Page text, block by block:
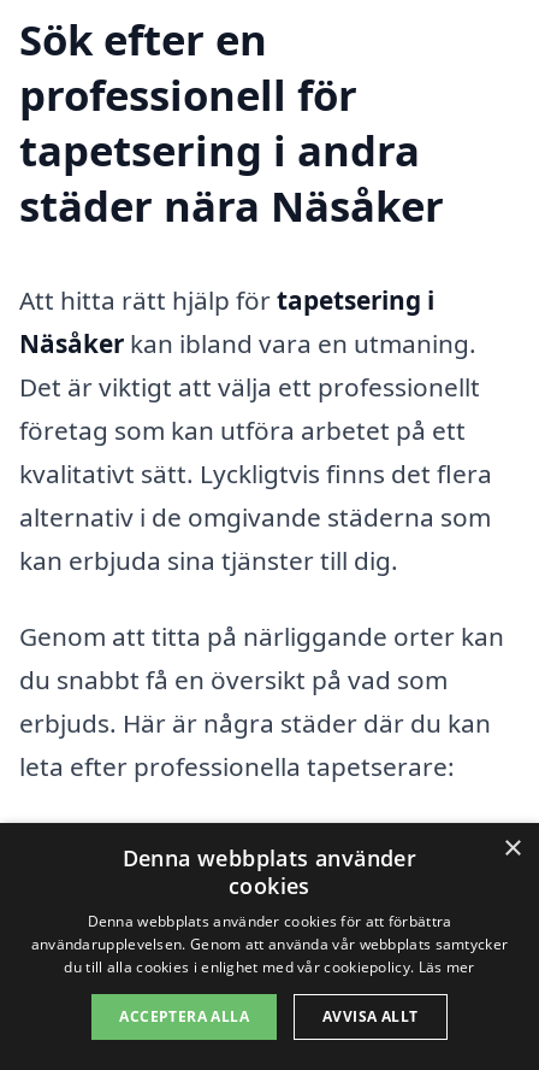
Sök efter en
professionell för
tapetsering i andra
städer nära Näsåker
Att hitta rätt hjälp förtapetsering i
Näsåker kan ibland vara en utmaning.
Det är viktigt att välja ett professionellt
företag som kan utföra arbetet på ett
kvalitativt sätt. Lyckligtvis finns det flera
alternativ i de omgivande städerna som
kan erbjuda sina tjänster till dig.
Genom att titta på närliggande orter kan
du snabbt få en översikt på vad som
erbjuds. Här är några städer där du kan
leta efter professionella tapetserare:
Sollefteå
Örnsköldsvik
Frösön
×
Denna webbplats använder
cookies
Denna webbplats använder cookies för att förbättra
användarupplevelsen. Genom att använda vår webbplats samtycker
du till alla cookies i enlighet med vår cookiepolicy. Läs mer
ACCEPTERA ALLA AVVISA ALLT